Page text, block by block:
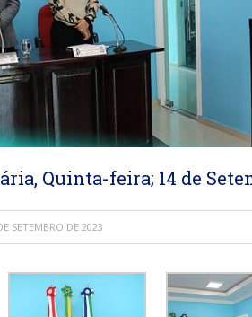
Quinta-feira; 14 de
SETEMBRO DE 2023